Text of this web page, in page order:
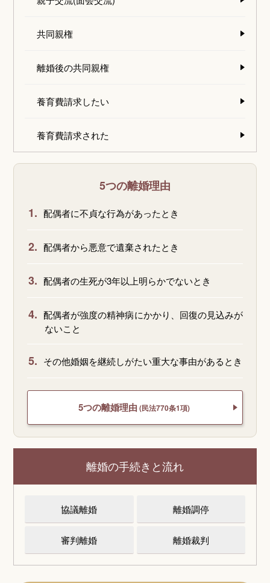
共同親権
離婚後の共同親権
養育費請求したい
養育費請求された
5つの離婚理由
1. 配偶者に不貞な行為があったとき
2. 配偶者から悪意で遺棄されたとき
3. 配偶者の生死が3年以上明らかでないとき
4. 配偶者が強度の精神病にかかり、回復の見込みが
ないこと
5. その他婚姻を継続しがたい重大な事由があるとき
5つの離婚理由 (民法770条1項)
離婚の手続きと流れ
協議離婚 離婚調停
審判離婚 離婚裁判